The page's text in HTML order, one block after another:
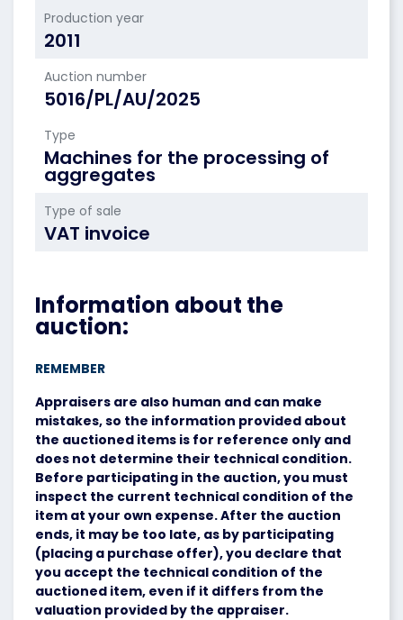
Production year
2011
Auction number
5016/PL/AU/2025
Type
Machines for the processing of
aggregates
Type of sale
VAT invoice
Information about the
auction:
REMEMBER
Appraisers are also human and can make
mistakes, so the information provided about
the auctioned items is for reference only and
does not determine their technical condition.
Before participating in the auction, you must
inspect the current technical condition of the
item at your own expense. After the auction
ends, it may be too late, as by participating
(placing a purchase offer), you declare that
you accept the technical condition of the
auctioned item, even if it differs from the
valuation provided by the appraiser.